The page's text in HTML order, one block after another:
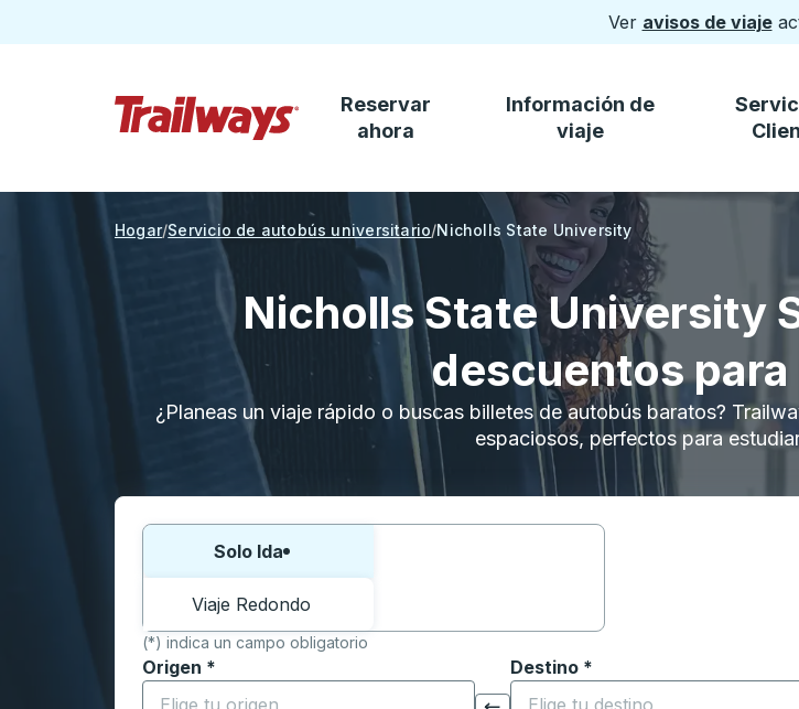
Ver avisos de viaje
Saltar al contenido principal
Reservar
ahora
Información de
viaje
Hogar Servicio de autobús universitario Nicholls State University
Nicholls State University
descuentos
¿Planeas un viaje rápido o buscas billetes de autobús baratos?
espaciosos, perfectos para
Elija una forma o viaje de ida y vuelta:
Solo Ida
Viaje Redondo
(*) indica un campo obligatorio
Origen *
Comience a escribir la ciudad de origen para abrir las opciones de
Destino *
Comience a escribir la ciudad de